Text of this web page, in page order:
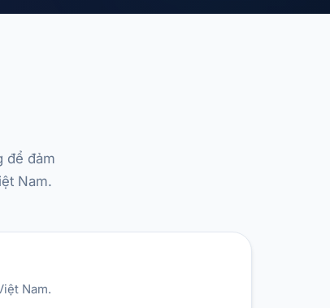
để đảm
Nam.
Nam.